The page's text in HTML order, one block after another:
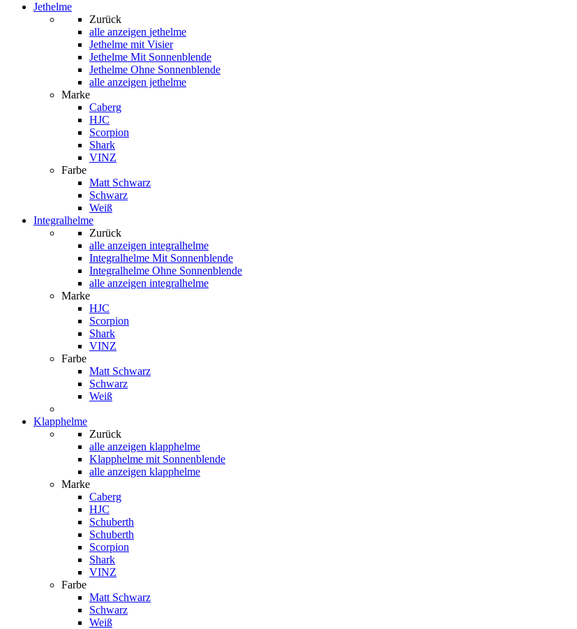
Jethelme
Zurück
alle anzeigen jethelme
Jethelme mit Visier
Jethelme Mit Sonnenblende
Jethelme Ohne Sonnenblende
alle anzeigen jethelme
Marke
Caberg
HJC
Scorpion
Shark
VINZ
Farbe
Matt Schwarz
Schwarz
Weiß
Integralhelme
Zurück
alle anzeigen integralhelme
Integralhelme Mit Sonnenblende
Integralhelme Ohne Sonnenblende
alle anzeigen integralhelme
Marke
HJC
Scorpion
Shark
VINZ
Farbe
Matt Schwarz
Schwarz
Weiß
Klapphelme
Zurück
alle anzeigen klapphelme
Klapphelme mit Sonnenblende
alle anzeigen klapphelme
Marke
Caberg
HJC
Schuberth
Schuberth
Scorpion
Shark
VINZ
Farbe
Matt Schwarz
Schwarz
Weiß